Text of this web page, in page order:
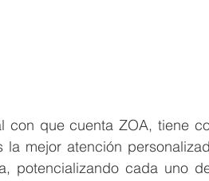
con que cuenta ZOA, tiene
la mejor atención
potencializando cada uno